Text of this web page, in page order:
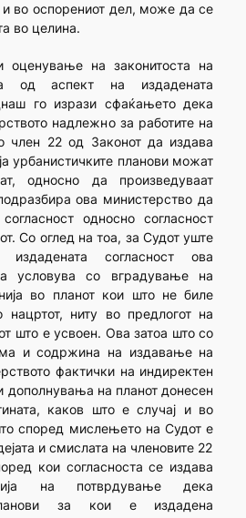
и во оспорениот дел, може да се
во целина.
на законитоста на
од аспект на издадената
го изрази сфаќањето дека
надлежно за работите на
член 22 од Законот да издава
урбанистичките планови можат
односно да произведуваат
ова министерство да
односно согласност
Со оглед на тоа, за Судот уште
издадената согласност ова
условува со вградување на
во планот кои што не биле
нацртот, ниту во предлогот на
што е усвоен. Ова затоа што со
и содржина на издавање на
фактички на индиректен
дополнувања на планот донесен
каков што е случај и во
според мислењето на Судот е
и смислата на членовите 22
кои согласноста се издава
на потврдување дека
за кои е издадена